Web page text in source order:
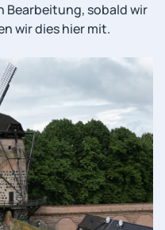
Bearbeitung, sobald wir
wir dies hier mit.